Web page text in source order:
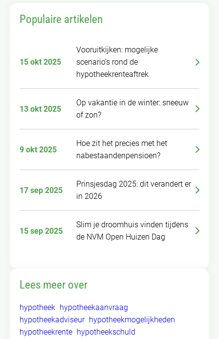
Populaire artikelen
15 okt 2025
Vooruitkijken: mogelijke
scenario’s rond de
hypotheekrenteaftrek
13 okt 2025
Op vakantie in de winter: sneeuw
of zon?
9 okt 2025
Hoe zit het precies met het
nabestaandenpensioen?
17 sep 2025
Prinsjesdag 2025: dit verandert er
in 2026
15 sep 2025
Slim je droomhuis vinden tijdens
de NVM Open Huizen Dag
Lees meer over
hypotheek hypotheekaanvraag
hypotheekadviseur hypotheekmogelijkheden
hypotheekrente hypotheekschuld